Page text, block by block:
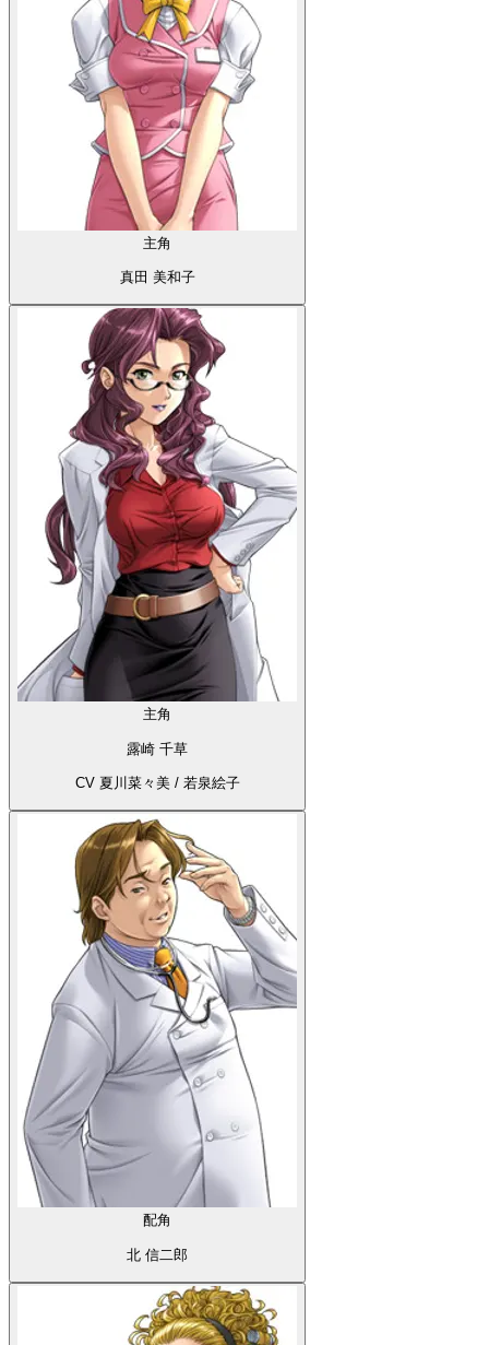
主角
真田 美和子
主角
露崎 千草
CV 夏川菜々美 / 若泉絵子
配角
北 信二郎